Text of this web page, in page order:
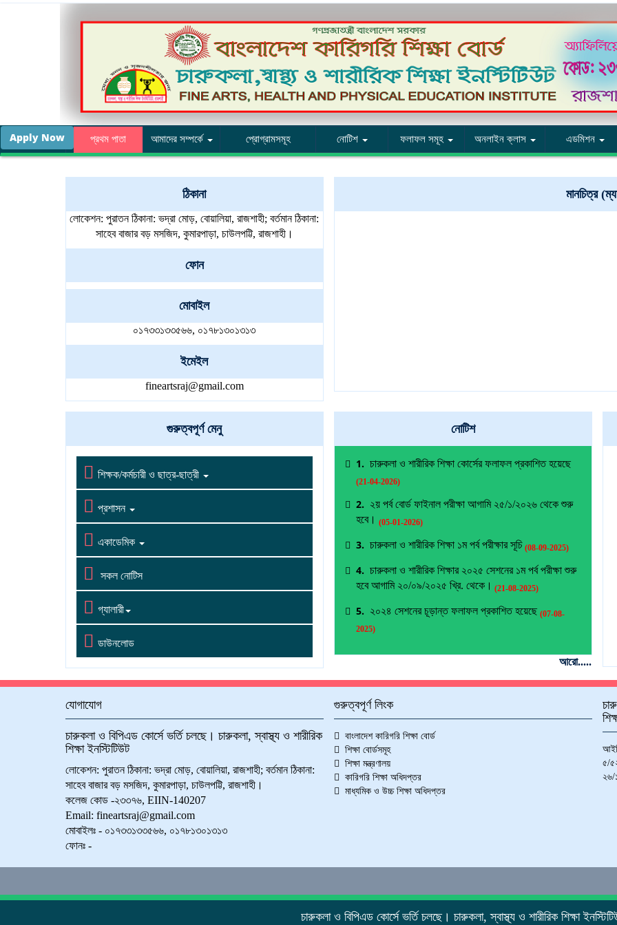
Apply Now প্রথম পাতা আমাদের সম্পর্কে প্রোগ্রামসমূহ নোটিশ ফলাফল সমূহ অনলাইন ক্লাস এডমিশন
ঠিকানা
লোকেশন: পুরাতন ঠিকানা: ভদ্রা মোড়, বোয়ালিয়া, রাজশাহী; বর্তমান ঠিকানা:
সাহেব বাজার বড় মসজিদ, কুমারপাড়া, চাউলপট্টি, রাজশাহী।
ফোন
মোবাইল
০১৭৩৩১৩৩৫৬৬, ০১৭৮১৩০১৩১৩
ইমেইল
fineartsraj@gmail.com
মানচিত্র
গুরুত্বপূর্ণ মেনু
 শিক্ষক/কর্মচারী ও ছাত্র-ছাত্রী
 প্রশাসন
 একাডেমিক
 সকল নোটিস
 গ্যালারী
 ডাউনলোড
নোটিশ
1. চারুকলা ও শারীরিক শিক্ষা কোর্সের ফলাফল প্রকাশিত হয়েছে
(21-04-2026)
2. ২য় পর্ব বোর্ড ফাইনাল পরীক্ষা আগামি ২৫/১/২০২৬ থেকে শুরু
হবে।(05-01-2026)
3. চারুকলা ও শারীরিক শিক্ষা ১ম পর্ব পরীক্ষার সূচি (08-09-2025)
4. চারুকলা ও শারীরিক শিক্ষার ২০২৫ সেশনের ১ম পর্ব পরীক্ষা শুরু
হবে আগামি ২০/০৯/২০২৫ খ্রি. থেকে। (21-08-2025)
5. ২০২৪ সেশনের চূড়ান্ত ফলাফল প্রকাশিত হয়েছে(07-08-
2025)
আরো.....
যোগাযোগ
চারুকলা ও বিপিএড কোর্সে ভর্তি চলছে। চারুকলা, স্বাস্থ্য ও শারীরিক
শিক্ষা ইনস্টিটিউট
লোকেশন: পুরাতন ঠিকানা: ভদ্রা মোড়, বোয়ালিয়া, রাজশাহী; বর্তমান ঠিকানা:
সাহেব বাজার বড় মসজিদ, কুমারপাড়া, চাউলপট্টি, রাজশাহী।
কলেজ কোড -২৩৩৭৬, EIIN-140207
Email: fineartsraj@gmail.com
মোবাইলঃ - ০১৭৩৩১৩৩৫৬৬, ০১৭৮১৩০১৩১৩
ফোনঃ -
গুরুত্বপূর্ণ লিংক
বাংলাদেশ কারিগরি শিক্ষা বোর্ড
শিক্ষা বোর্ডসমূহ
শিক্ষা মন্ত্রণালয়
কারিগরি শিক্ষা অধিদপ্তর
মাধ্যমিক ও উচ্চ শিক্ষা অধিদপ্তর
৫/
২৬/
চারুকলা ও বিপিএড কোর্সে ভর্তি চলছে। চারুকলা, স্বাস্থ্য ও শারীরিক শিক্ষা